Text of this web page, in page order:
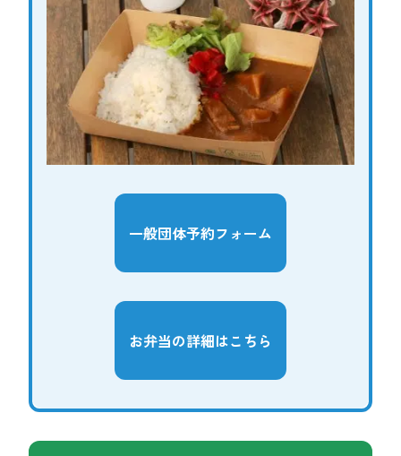
一般団体予約フォーム
お弁当の詳細はこちら